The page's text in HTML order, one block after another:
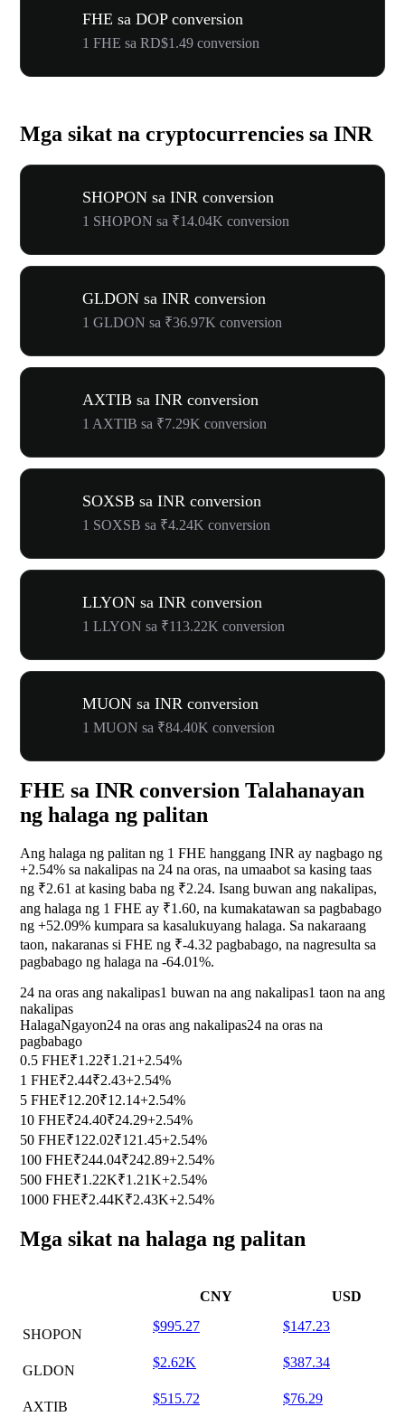
FHE sa DOP conversion
1 FHE sa RD$1.49 conversion
Mga sikat na cryptocurrencies sa INR
SHOPON sa INR conversion
1 SHOPON sa ₹14.04K conversion
GLDON sa INR conversion
1 GLDON sa ₹36.97K conversion
AXTIB sa INR conversion
1 AXTIB sa ₹7.29K conversion
SOXSB sa INR conversion
1 SOXSB sa ₹4.24K conversion
LLYON sa INR conversion
1 LLYON sa ₹113.22K conversion
MUON sa INR conversion
1 MUON sa ₹84.40K conversion
FHE sa INR conversion Talahanayan
ng halaga ng palitan
Ang halaga ng palitan ng 1 FHE hanggang INR ay nagbago ng
+2.54% sa nakalipas na 24 na oras, na umaabot sa kasing taas
ng ₹2.61 at kasing baba ng ₹2.24. Isang buwan ang nakalipas,
ang halaga ng 1 FHE ay ₹1.60, na kumakatawan sa pagbabago
ng +52.09% kumpara sa kasalukuyang halaga. Sa nakaraang
taon, nakaranas si FHE ng ₹-4.32 pagbabago, na nagresulta sa
pagbabago ng halaga na -64.01%.
24 na oras ang nakalipas1 buwan na ang nakalipas1 taon na ang
nakalipas
HalagaNgayon24 na oras ang nakalipas24 na oras na
pagbabago
0.5 FHE₹1.22₹1.21+2.54%
1 FHE₹2.44₹2.43+2.54%
5 FHE₹12.20₹12.14+2.54%
10 FHE₹24.40₹24.29+2.54%
50 FHE₹122.02₹121.45+2.54%
100 FHE₹244.04₹242.89+2.54%
500 FHE₹1.22K₹1.21K+2.54%
1000 FHE₹2.44K₹2.43K+2.54%
Mga sikat na halaga ng palitan
CNY USD
SHOPON
$995.27 $147.23
GLDON
$2.62K $387.34
AXTIB
$515.72 $76.29